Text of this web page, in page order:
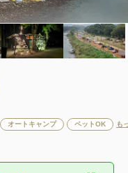
オートキャンプ ペットOK も